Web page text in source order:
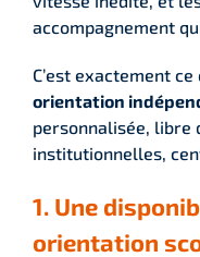
accompagnement
C’est exactement
orientation
personnalisée, libre
institutionnelles,
1. Une
orientation